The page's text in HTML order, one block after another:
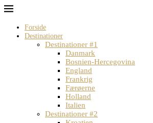
Forside
Destinationer
Destinationer #1
Danmark
Bosnien-Hercegovina
England
Frankrig
Færøerne
Holland
Italien
Destinationer #2